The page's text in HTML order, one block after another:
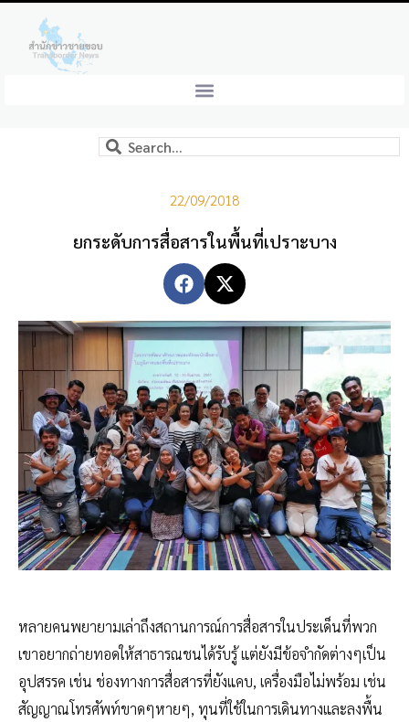
22/09/2018
ยกระดับการสื่อสารในพื้นที่เปราะบาง
หลายคนพยายามเล่าถึงสถานการณ์การสื่อสารในประเด็นที่พวก
เขาอยากถ่ายทอดให้สาธารณชนได้รับรู้ แต่ยังมีข้อจำกัดต่างๆเป็น
อุปสรรค เช่น ช่องทางการสื่อสารที่ยังแคบ, เครื่องมือไม่พร้อม เช่น
สัญญาณโทรศัพท์ขาดๆหายๆ, ทุนที่ใช้ในการเดินทางและลงพื้น